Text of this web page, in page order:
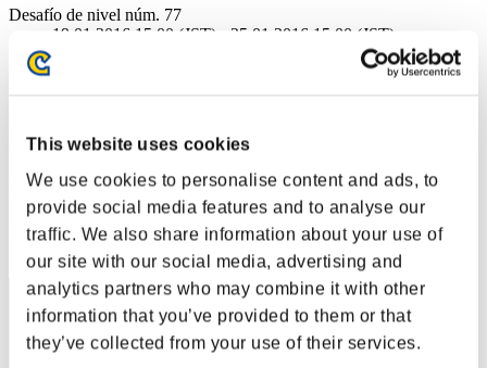
This website uses cookies
We use cookies to personalise content and ads, to
provide social media features and to analyse our
traffic. We also share information about your use of
our site with our social media, advertising and
analytics partners who may combine it with other
information that you’ve provided to them or that
they’ve collected from your use of their services.
Desafío de nivel núm. 77
19.01.2016 15:00 (JST) - 25.01.2016 15:00 (JST)
Solo
(Los rankings se actualizan cada 6 horas.)
Rankings
Posición
401